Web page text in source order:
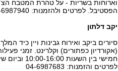
וארוחות בשריות - על טהרת המטבח
הפסטיבל. לפרטים ולהזמנות: 04-6987940
יקב דלתון
סיורים ביקב ואירוח גבינות ויין כיד
(אקורדיון כפתורים) וקלרינט. זמני
חמישי בין השעות 10:00-16:00 וביום שישי בין השעות 10:00-13:00
לפרטים והזמנות: 04-6987683